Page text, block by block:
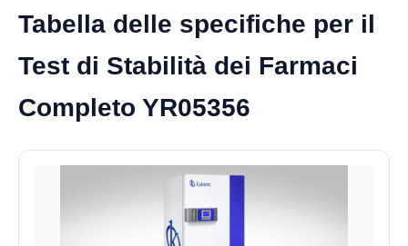
Tabella delle specifiche per il
Test di Stabilità dei Farmaci
Completo YR05356